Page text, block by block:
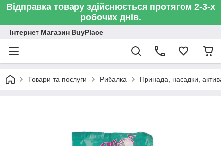
Відправка товару здійснюється протягом 2-3-х
робочих днів.
Інтернет Магазин BuyPlace
Товари та послуги Рибалка Принада, насадки,